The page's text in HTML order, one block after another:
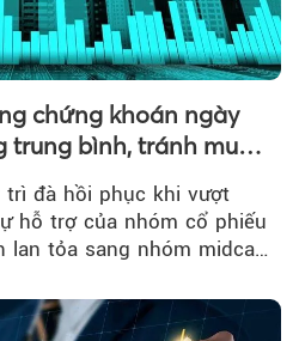
chứng khoán ngày
trung bình, tránh mua
đà hồi phục khi vượt
hỗ trợ của nhóm cổ phiếu
lan tỏa sang nhóm midcap